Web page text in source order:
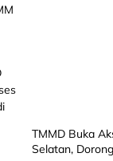
TMMD Buka
Selatan,